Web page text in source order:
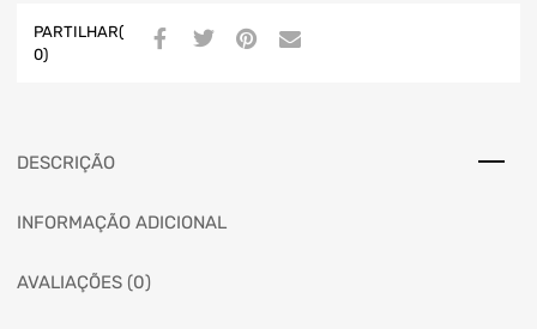
PARTILHAR(
0)
DESCRIÇÃO
INFORMAÇÃO ADICIONAL
AVALIAÇÕES (0)